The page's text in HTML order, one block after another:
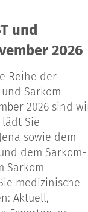
und
2026
Reihe der
Sarkom-
2026 sind
lädt Sie
sowie dem
dem Sarkom-
Sarkom
medizinische
Aktuell,